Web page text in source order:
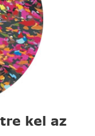
kel az